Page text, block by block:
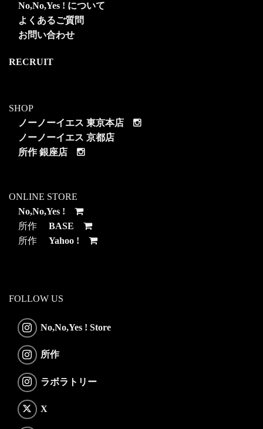
No,No,Yes ! について
よくあるご質問
お問い合わせ
RECRUIT
SHOP
ノーノーイエス 東京本店
ノーノーイエス 京都店
所作 銀座店
ONLINE STORE
No,No,Yes !
所作 BASE
所作 Yahoo !
FOLLOW US
No,No,Yes ! Store
所作
ラボラトリー
X